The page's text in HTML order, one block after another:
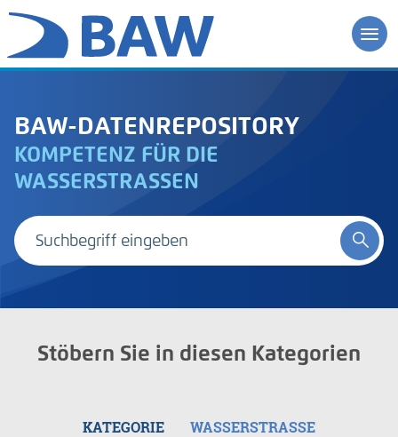
BAW-DATENREPOSITORY
KOMPETENZ FÜR DIE
WASSERSTRASSEN
Stöbern Sie in diesen Kategorien
KATEGORIE WASSERSTRASSE